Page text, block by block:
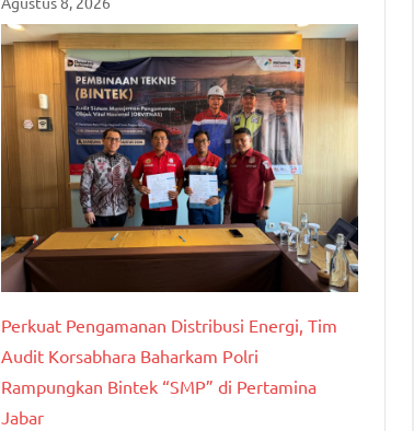
Perkuat Pengamanan Distribusi Energi, Tim
Audit Korsabhara Baharkam Polri
Rampungkan Bintek “SMP” di Pertamina
Jabar